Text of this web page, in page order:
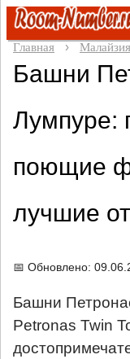
Главная Малайзия
Башни
Лумпуре:
поющие
лучшие
📅 Обновлено:
Башни
Petronas Twin